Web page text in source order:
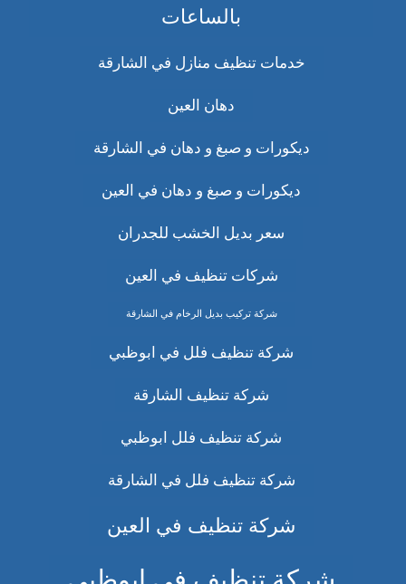
بالساعات
خدمات تنظيف منازل في الشارقة
دهان العين
ديكورات و صبغ و دهان في الشارقة
ديكورات و صبغ و دهان في العين
سعر بديل الخشب للجدران
شركات تنظيف في العين
شركة تركيب بديل الرخام في الشارقة
شركة تنظيف فلل في ابوظبي
شركة تنظيف الشارقة
شركة تنظيف فلل ابوظبي
شركة تنظيف فلل في الشارقة
شركة تنظيف في العين